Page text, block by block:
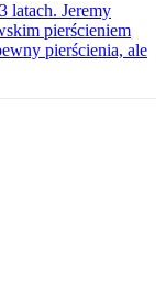
latach. Jeremy
pierścieniem
pierścienia, ale